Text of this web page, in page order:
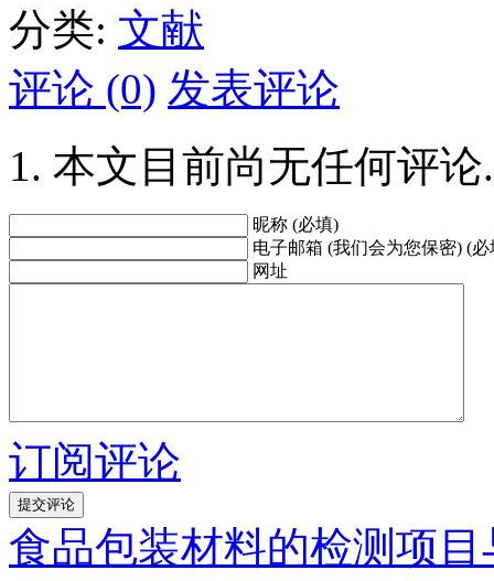
分类: 文献
评论 (0) 发表评论
本文目前尚无任何评论.
昵称 (必填)
电子邮箱 (我们会为您保密) (必
网址
订阅评论
食品包装材料的检测项